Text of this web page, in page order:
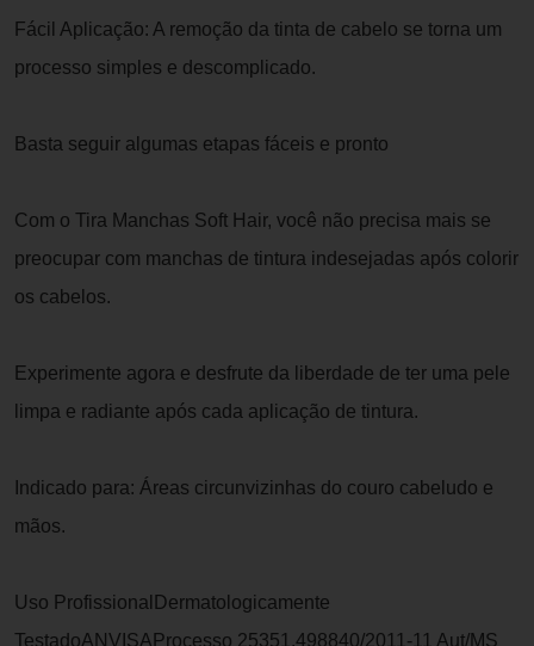
Fácil Aplicação: A remoção da tinta de cabelo se torna um
processo simples e descomplicado.
Basta seguir algumas etapas fáceis e pronto
Com o Tira Manchas Soft Hair, você não precisa mais se
preocupar com manchas de tintura indesejadas após colorir
os cabelos.
Experimente agora e desfrute da liberdade de ter uma pele
limpa e radiante após cada aplicação de tintura.
Indicado para: Áreas circunvizinhas do couro cabeludo e
mãos.
Uso ProfissionalDermatologicamente
TestadoANVISAProcesso 25351.498840/2011-11 Aut/MS